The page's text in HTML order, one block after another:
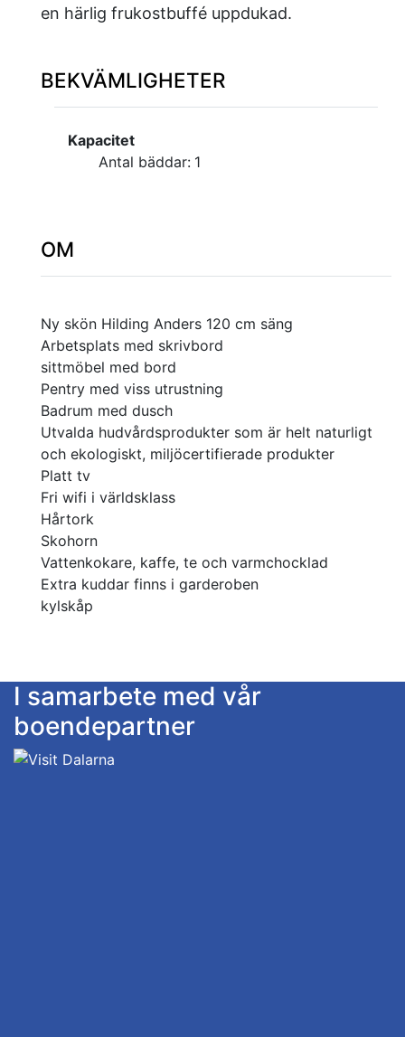
en härlig frukostbuffé uppdukad.
BEKVÄMLIGHETER
Kapacitet
Antal bäddar: 1
OM
Ny skön Hilding Anders 120 cm säng
Arbetsplats med skrivbord
sittmöbel med bord
Pentry med viss utrustning
Badrum med dusch
Utvalda hudvårdsprodukter som är helt naturligt
och ekologiskt, miljöcertifierade produkter
Platt tv
Fri wifi i världsklass
Hårtork
Skohorn
Vattenkokare, kaffe, te och varmchocklad
Extra kuddar finns i garderoben
I samarbete med vår
boendepartner